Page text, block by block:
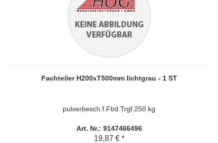
Fachteiler H200xT500mm lichtgrau - 1 ST
pulverbesch.f.Fbd.Trgf.250 kg
Art. Nr.: 9147466496
19,87 € *